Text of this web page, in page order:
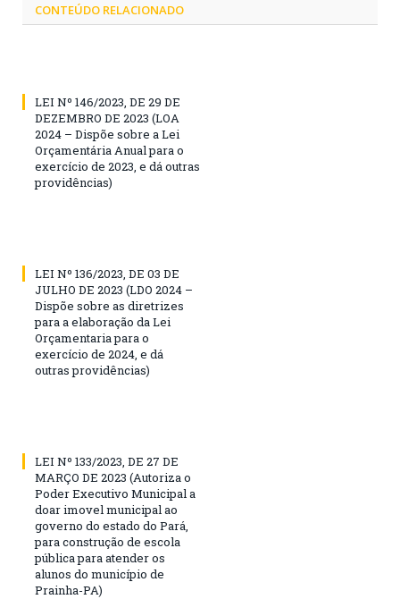
CONTEÚDO RELACIONADO
LEI Nº 146/2023, DE 29 DE
DEZEMBRO DE 2023 (LOA
2024 – Dispõe sobre a Lei
Orçamentária Anual para o
exercício de 2023, e dá outras
providências)
LEI Nº 136/2023, DE 03 DE
JULHO DE 2023 (LDO 2024 –
Dispõe sobre as diretrizes
para a elaboração da Lei
Orçamentaria para o
exercício de 2024, e dá
outras providências)
LEI Nº 133/2023, DE 27 DE
MARÇO DE 2023 (Autoriza o
Poder Executivo Municipal a
doar imovel municipal ao
governo do estado do Pará,
para construção de escola
pública para atender os
alunos do município de
Prainha-PA)